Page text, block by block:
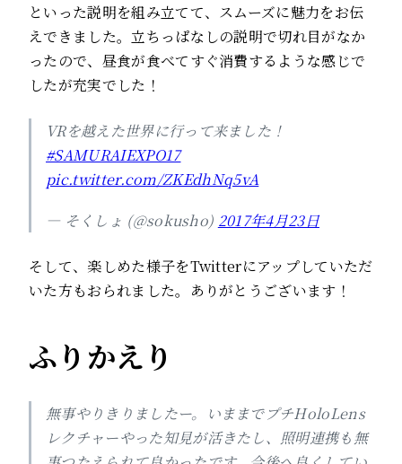
といった説明を組み立てて、スムーズに魅力をお伝
えできました。立ちっぱなしの説明で切れ目がなか
ったので、昼食が食べてすぐ消費するような感じで
したが充実でした！
VRを越えた世界に行って来ました！
#SAMURAIEXPO17
pic.twitter.com/ZKEdhNq5vA
— そくしょ (@sokusho) 2017年4月23日
そして、楽しめた様子をTwitterにアップしていただ
いた方もおられました。ありがとうございます！
ふりかえり
無事やりきりましたー。いままでプチHoloLens
レクチャーやった知見が活きたし、照明連携も無